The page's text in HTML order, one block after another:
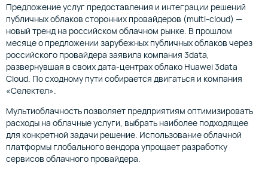
Предложение услуг предоставления и интеграции решений
публичных облаков сторонних провайдеров (multi-cloud) —
новый тренд на российском облачном рынке. В прошлом
месяце о предложении зарубежных публичных облаков через
российского провайдера заявила компания 3data,
развернувшая в своих дата-центрах облако Huawei 3data
Cloud. По сходному пути собирается двигаться и компания
«Селектел».
Мультиоблачность позволяет предприятиям оптимизировать
расходы на облачные услуги, выбрать наиболее подходящее
для конкретной задачи решение. Использование облачной
платформы глобального вендора упрощает разработку
сервисов облачного провайдера.